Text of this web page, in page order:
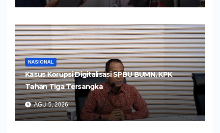
NASIONAL
Kasus Korupsi Digitalisasi SPBU BUMN, KPK
Tahan Tiga Tersangka
AGU 5, 2026